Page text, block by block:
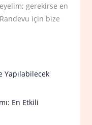
gerekirse en
için bize
Yapılabilecek
En Etkili